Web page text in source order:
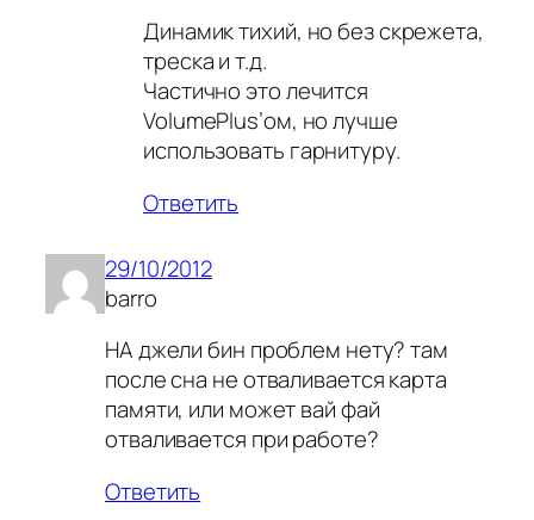
Динамик тихий, но без скрежета,
треска и т.д.
Частично это лечится
VolumePlus’ом, но лучше
использовать гарнитуру.
Ответить
29/10/2012
barro
НА джели бин проблем нету? там
после сна не отваливается карта
памяти, или может вай фай
отваливается при работе?
Ответить